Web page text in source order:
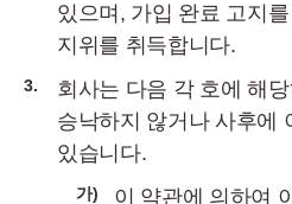
있으며, 가입 완료 고지
지위를 취득합니다.
3.
회사는 다음 각 호에 해
승낙하지 않거나 사후에
있습니다.
가)
이 약관에 의하여